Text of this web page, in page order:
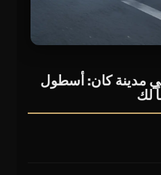
مدينة كان: أسطول
لك